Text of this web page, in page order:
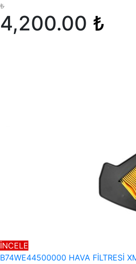
₺
4,200.00 ₺
İNCELE
B74WE44500000 HAVA FİLTRESİ